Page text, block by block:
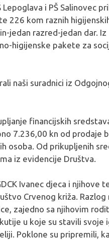
Lepoglava i PŠ Salinovec
226 kom raznih
jedan razred-jedan dar. Iz
higijenske pakete za
naši suradnici iz
financijskih
7.236,00 kn od prodaje
osoba. Od prikupljenih
iz evidencije Društva.
Ivanec djeca i njihove
Crvenog križa. Razlog
zajedno sa njihovim
u koje su stavili svoje
Poklone su pripremili,